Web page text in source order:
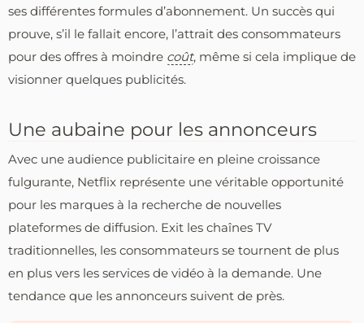
ses différentes formules d’abonnement. Un succès qui
prouve, s’il le fallait encore, l’attrait des consommateurs
pour des offres à moindre coût, même si cela implique de
visionner quelques publicités.
Une aubaine pour les annonceurs
Avec une audience publicitaire en pleine croissance
fulgurante, Netflix représente une véritable opportunité
pour les marques à la recherche de nouvelles
plateformes de diffusion. Exit les chaînes TV
traditionnelles, les consommateurs se tournent de plus
en plus vers les services de vidéo à la demande. Une
tendance que les annonceurs suivent de près.